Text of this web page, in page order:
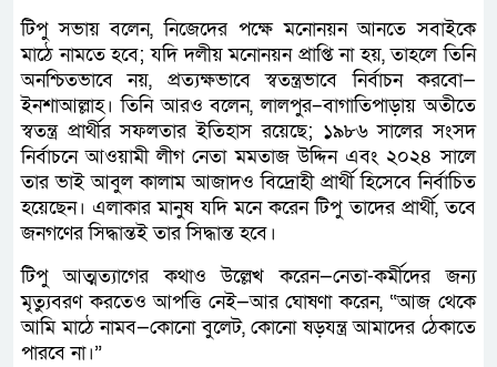
টিপু সভায় বলেন, নিজেদের পক্ষে মনোনয়ন আনতে সবাইকে
মাঠে নামতে হবে; যদি দলীয় মনোনয়ন প্রাপ্তি না হয়, তাহলে তিনি
অনশ্চিতভাবে নয়, প্রত্যক্ষভাবে স্বতন্ত্রভাবে নির্বাচন করবো—
ইনশাআল্লাহ। তিনি আরও বলেন, লালপুর–বাগাতিপাড়ায় অতীতে
স্বতন্ত্র প্রার্থীর সফলতার ইতিহাস রয়েছে; ১৯৮৬ সালের সংসদ
নির্বাচনে আওয়ামী লীগ নেতা মমতাজ উদ্দিন এবং ২০২৪ সালে
তার ভাই আবুল কালাম আজাদও বিদ্রোহী প্রার্থী হিসেবে নির্বাচিত
হয়েছেন। এলাকার মানুষ যদি মনে করেন টিপু তাদের প্রার্থী, তবে
জনগণের সিদ্ধান্তই তার সিদ্ধান্ত হবে।
টিপু আত্মত্যাগের কথাও উল্লেখ করেন—নেতা-কর্মীদের জন্য
মৃত্যুবরণ করতেও আপত্তি নেই—আর ঘোষণা করেন, “আজ থেকে
আমি মাঠে নামব—কোনো বুলেট, কোনো ষড়যন্ত্র আমাদের ঠেকাতে
পারবে না।”